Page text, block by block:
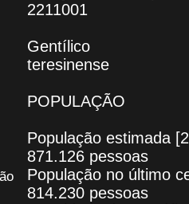
2211001
Gentílico
teresinense
POPULAÇÃO
População estimada
871.126 pessoas
População no último
814.230 pessoas